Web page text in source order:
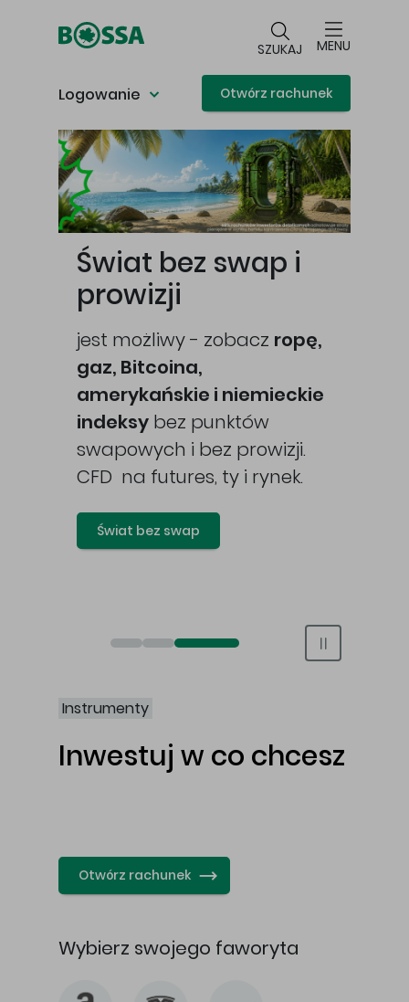
SZUKAJ MENU
Logowanie Otwórz rachunek
Główna treść
Świat bez swap i
prowizji
jest możliwy - zobacz ropę,
gaz, Bitcoina,
amerykańskie i niemieckie
indeksy bez punktów
swapowych i bez prowizji.
CFD na futures, ty i rynek.
Świat bez swap
Otwórz rachunek maklerski online
Otwórz konto IKE/IKZE
Świat bez swap i prowizji
Instrumenty
Inwestuj w co chcesz
Otwórz rachunek
Wybierz swojego faworyta